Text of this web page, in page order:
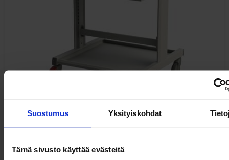
Suostumus Yksityiskohdat
Tämä sivusto käyttää evästeitä
Asennusvaunu Treston